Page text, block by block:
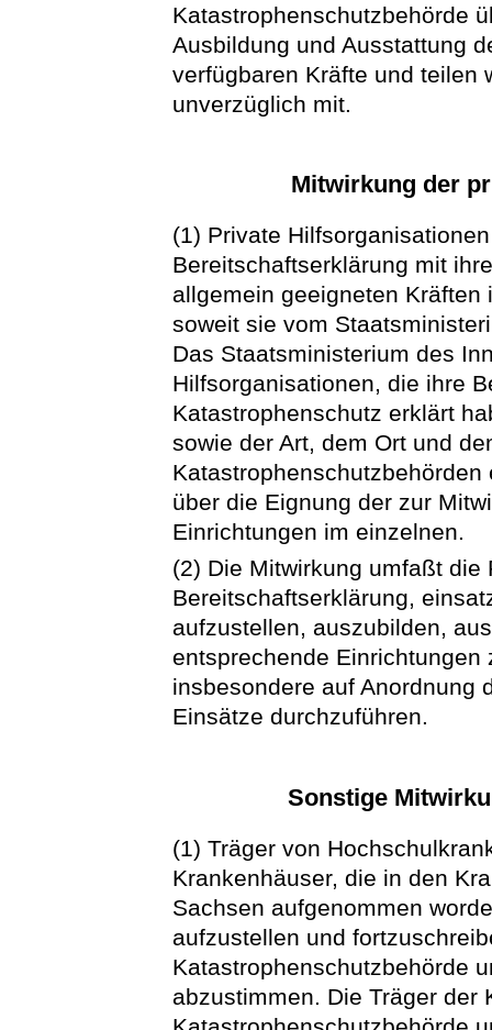
Katastrophenschutzbehörde
Ausbildung und Ausstattung
verfügbaren Kräfte und teilen
unverzüglich mit.
Mitwirkung der
(1) Private
Bereitschaftserklärung mit
allgemein geeigneten
soweit sie vom
Das Staatsministerium des
Hilfsorganisationen, die ihre
Katastrophenschutz erklärt
sowie der Art, dem Ort und
über die Eignung der zur
Einrichtungen im einzelnen.
(2) Die Mitwirkung umfaßt
Bereitschaftserklärung,
aufzustellen, auszubilden,
entsprechende
insbesondere auf Anordnung
Einsätze durchzuführen.
Sonstige
(1) Träger von
Krankenhäuser, die in den
Sachsen aufgenommen
aufzustellen und
Katastrophenschutzbehörde
abzustimmen. Die Träger der